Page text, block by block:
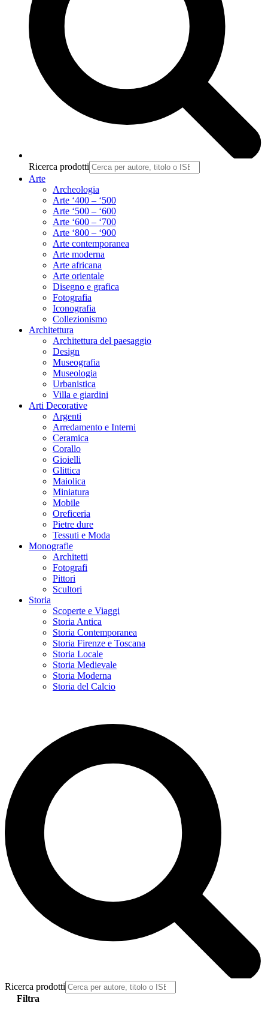
Ricerca prodotti
Arte
Archeologia
Arte ‘400 – ‘500
Arte ‘500 – ‘600
Arte ‘600 – ‘700
Arte ‘800 – ‘900
Arte contemporanea
Arte moderna
Arte africana
Arte orientale
Disegno e grafica
Fotografia
Iconografia
Collezionismo
Architettura
Architettura del paesaggio
Design
Museografia
Museologia
Urbanistica
Villa e giardini
Arti Decorative
Argenti
Arredamento e Interni
Ceramica
Corallo
Gioielli
Glittica
Maiolica
Miniatura
Mobile
Oreficeria
Pietre dure
Tessuti e Moda
Monografie
Architetti
Fotografi
Pittori
Scultori
Storia
Scoperte e Viaggi
Storia Antica
Storia Contemporanea
Storia Firenze e Toscana
Storia Locale
Storia Medievale
Storia Moderna
Storia del Calcio
Ricerca prodotti
Filtra